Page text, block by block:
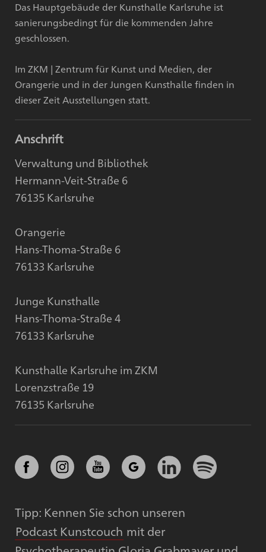
Das Hauptgebäude der Kunsthalle Karlsruhe ist
sanierungsbedingt für die kommenden Jahre
geschlossen.
Im ZKM | Zentrum für Kunst und Medien, der
Orangerie und in der Jungen Kunsthalle finden in
dieser Zeit Ausstellungen statt.
Anschrift
Verwaltung und Bibliothek
Hermann-Veit-Straße 6
76135 Karlsruhe
Orangerie
Hans-Thoma-Straße 6
76133 Karlsruhe
Junge Kunsthalle
Hans-Thoma-Straße 4
76133 Karlsruhe
Kunsthalle Karlsruhe im ZKM
Lorenzstraße 19
76135 Karlsruhe
Tipp: Kennen Sie schon unseren
Podcast Kunstcouch mit der